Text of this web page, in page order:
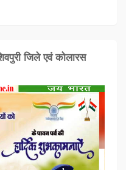
जिले एवं कोलारस